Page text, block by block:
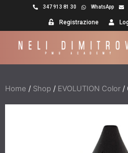
347 913 81 30 WhatsApp
Registrazione
Home / Shop / EVOLUTION Color /